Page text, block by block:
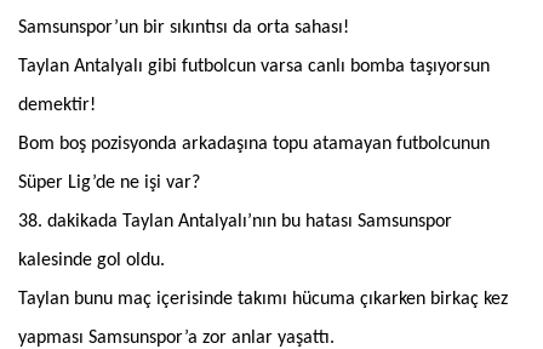
Samsunspor’un bir sıkıntısı da orta sahası!
Taylan Antalyalı gibi futbolcun varsa canlı bomba taşıyorsun
demektir!
Bom boş pozisyonda arkadaşına topu atamayan futbolcunun
Süper Lig’de ne işi var?
38. dakikada Taylan Antalyalı’nın bu hatası Samsunspor
kalesinde gol oldu.
Taylan bunu maç içerisinde takımı hücuma çıkarken birkaç kez
yapması Samsunspor’a zor anlar yaşattı.